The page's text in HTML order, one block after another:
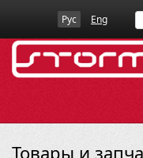
Рус Eng
Товары и